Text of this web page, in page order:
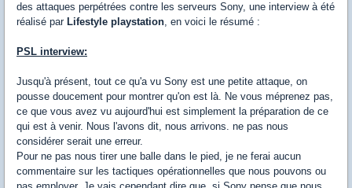
des attaques perpétrées contre les serveurs Sony, une interview à été
réalisé par Lifestyle playstation, en voici le résumé :
PSL interview:
Jusqu'à présent, tout ce qu'a vu Sony est une petite attaque, on
pousse doucement pour montrer qu'on est là. Ne vous méprenez pas,
ce que vous avez vu aujourd'hui est simplement la préparation de ce
qui est à venir. Nous l'avons dit, nous arrivons. ne pas nous
considérer serait une erreur.
Pour ne pas nous tirer une balle dans le pied, je ne ferai aucun
commentaire sur les tactiques opérationnelles que nous pouvons ou